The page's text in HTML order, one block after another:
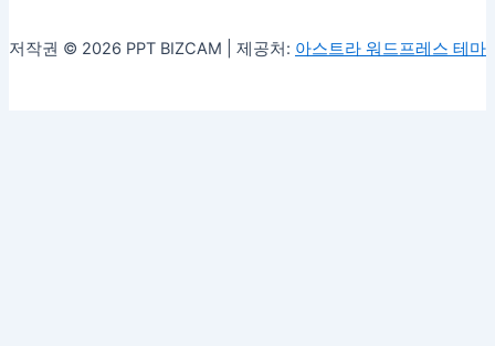
저작권 © 2026 PPT BIZCAM | 제공처: 아스트라 워드프레스 테마